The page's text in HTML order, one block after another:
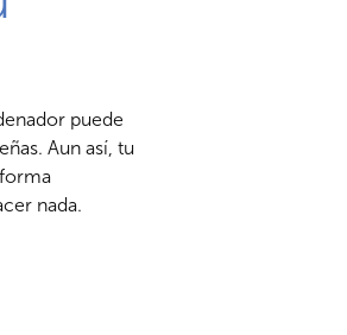
puede
Aun así, tu
nada.